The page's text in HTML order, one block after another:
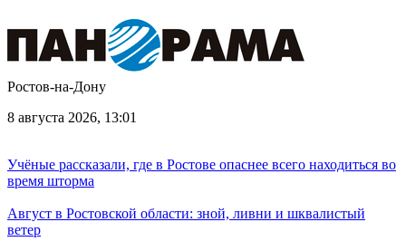
Ростов-на-Дону
8 августа 2026, 13:01
Учёные рассказали, где в Ростове опаснее всего находиться во
время шторма
Август в Ростовской области: зной, ливни и шквалистый
ветер